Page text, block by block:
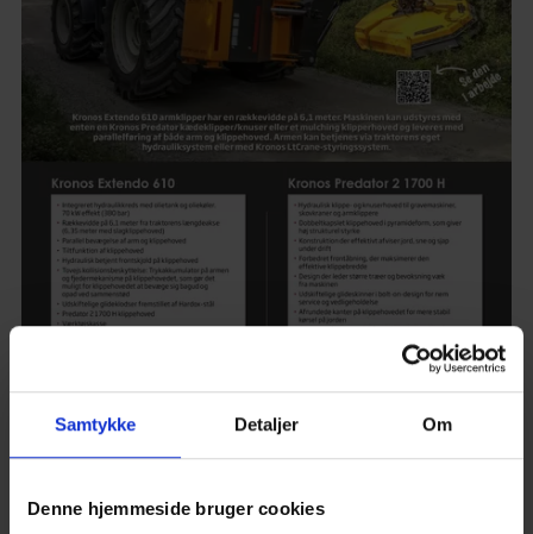
Samtykke Detaljer Om
Denne hjemmeside bruger cookies